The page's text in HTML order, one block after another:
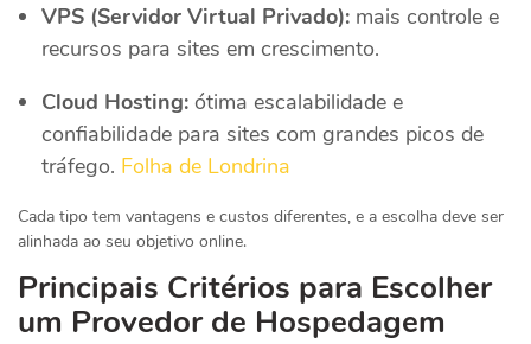
VPS (Servidor Virtual Privado): mais controle e
recursos para sites em crescimento.
Cloud Hosting: ótima escalabilidade e
confiabilidade para sites com grandes picos de
tráfego. Folha de Londrina
Cada tipo tem vantagens e custos diferentes, e a escolha deve ser
alinhada ao seu objetivo online.
Principais Critérios para Escolher
um Provedor de Hospedagem